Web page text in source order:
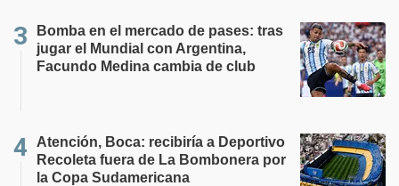
Bomba en el mercado de pases: tras
jugar el Mundial con Argentina,
Facundo Medina cambia de club
Atención, Boca: recibiría a Deportivo
Recoleta fuera de La Bombonera por
la Copa Sudamericana